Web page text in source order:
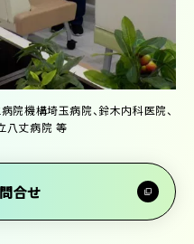
院機構埼玉病院、鈴木内科医院、
八丈病院 等
合せ